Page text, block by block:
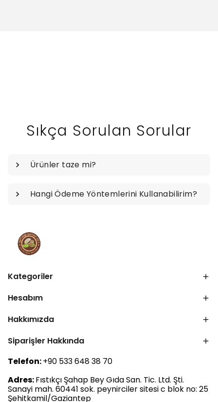
Sıkça Sorulan Sorular
Ürünler taze mi?
Hangi Ödeme Yöntemlerini Kullanabilirim?
Kategoriler
Hesabım
Hakkımızda
Siparişler Hakkında
Telefon:+90 533 648 38 70
Adres:Fıstıkçı Şahap Bey Gıda San. Tic. Ltd. Şti.
Sanayi mah. 60441 sok. peynirciler sitesi c blok no: 25
Şehitkamil/Gaziantep